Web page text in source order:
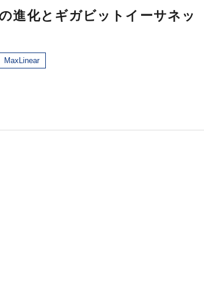
進化とギガビットイーサネッ
MaxLinear